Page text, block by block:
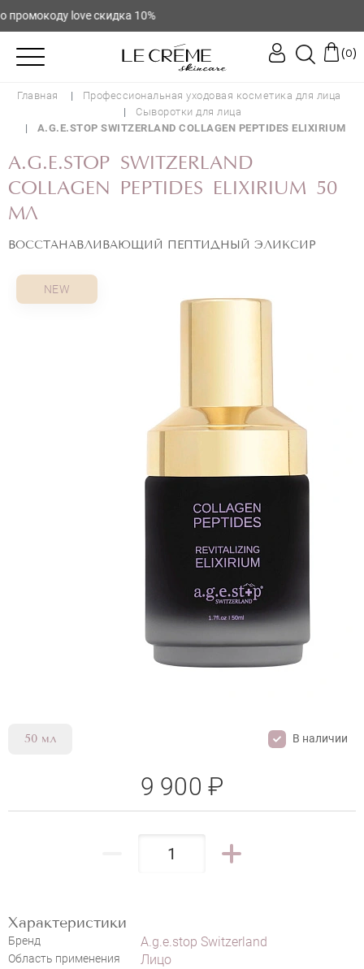
love скидка 10%
(0)
Главная
Профессиональная уходовая косметика для лица
Сыворотки для лица
A.G.E.STOP SWITZERLAND COLLAGEN PEPTIDES ELIXIRIUM
A.G.E.STOP SWITZERLAND
COLLAGEN PEPTIDES ELIXIRIUM 50
МЛ
ВОССТАНАВЛИВАЮЩИЙ ПЕПТИДНЫЙ ЭЛИКСИР
NEW
50 мл В наличии
Характеристики
Бренд A.g.e.stop Switzerland
Область применения Лицо
9 900 ₽